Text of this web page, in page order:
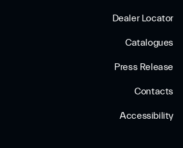
Dealer Locator
Catalogues
Press Release
Contacts
Accessibility